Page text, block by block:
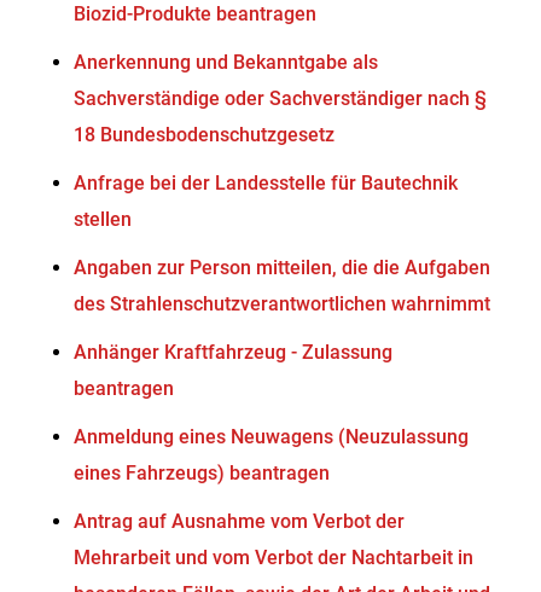
Biozid-Produkte beantragen
Anerkennung und Bekanntgabe als
Sachverständige oder Sachverständiger nach §
18 Bundesbodenschutzgesetz
Anfrage bei der Landesstelle für Bautechnik
stellen
Angaben zur Person mitteilen, die die Aufgaben
des Strahlenschutzverantwortlichen wahrnimmt
Anhänger Kraftfahrzeug - Zulassung
beantragen
Anmeldung eines Neuwagens (Neuzulassung
eines Fahrzeugs) beantragen
Antrag auf Ausnahme vom Verbot der
Mehrarbeit und vom Verbot der Nachtarbeit in